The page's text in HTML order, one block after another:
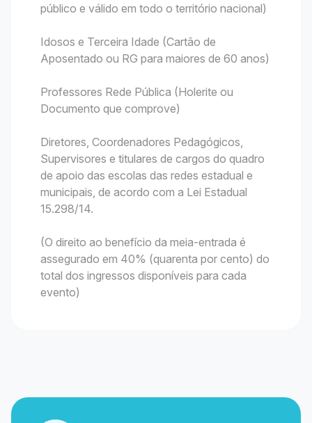
público e válido em todo o território nacional)
Idosos e Terceira Idade (Cartão de
Aposentado ou RG para maiores de 60 anos)
Professores Rede Pública (Holerite ou
Documento que comprove)
Diretores, Coordenadores Pedagógicos,
Supervisores e titulares de cargos do quadro
de apoio das escolas das redes estadual e
municipais, de acordo com a Lei Estadual
15.298/14.
(O direito ao benefício da meia-entrada é
assegurado em 40% (quarenta por cento) do
total dos ingressos disponíveis para cada
evento)